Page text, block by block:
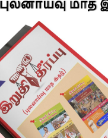
சந்தோஷ்
என்றால்..
படமும்
அவர் பியானோ
பியானோவிலும்